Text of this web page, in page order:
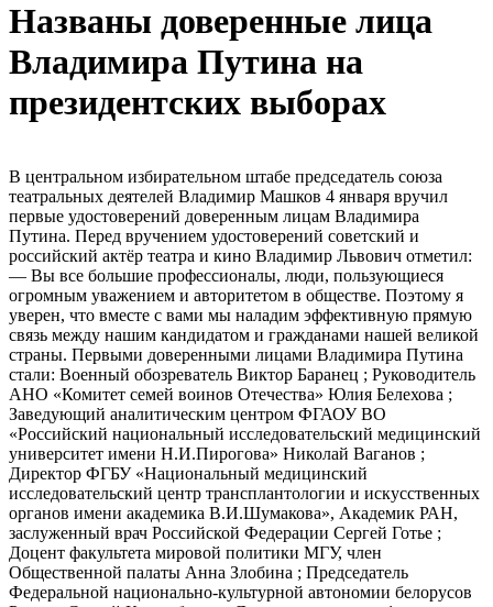
Названы доверенные лица
Владимира Путина на
президентских выборах
В центральном избирательном штабе председатель союза
театральных деятелей Владимир Машков 4 января вручил
первые удостоверений доверенным лицам Владимира
Путина. Перед вручением удостоверений советский и
российский актёр театра и кино Владимир Львович отметил:
— Вы все большие профессионалы, люди, пользующиеся
огромным уважением и авторитетом в обществе. Поэтому я
уверен, что вместе с вами мы наладим эффективную прямую
связь между нашим кандидатом и гражданами нашей великой
страны. Первыми доверенными лицами Владимира Путина
стали: Военный обозреватель Виктор Баранец ; Руководитель
АНО «Комитет семей воинов Отечества» Юлия Белехова ;
Заведующий аналитическим центром ФГАОУ ВО
«Российский национальный исследовательский медицинский
университет имени Н.И.Пирогова» Николай Ваганов ;
Директор ФГБУ «Национальный медицинский
исследовательский центр трансплантологии и искусственных
органов имени академика В.И.Шумакова», Академик РАН,
заслуженный врач Российской Федерации Сергей Готье ;
Доцент факультета мировой политики МГУ, член
Общественной палаты Анна Злобина ; Председатель
Федеральной национально-культурной автономии белорусов